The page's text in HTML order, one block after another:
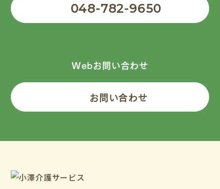
048-782-9650
Webお問い合わせ
お問い合わせ